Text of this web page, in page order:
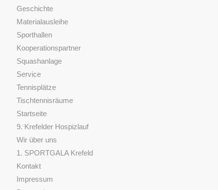
Geschichte
Materialausleihe
Sporthallen
Kooperationspartner
Squashanlage
Service
Tennisplätze
Tischtennisräume
Startseite
9. Krefelder Hospizlauf
Wir über uns
1. SPORTGALA Krefeld
Kontakt
Impressum